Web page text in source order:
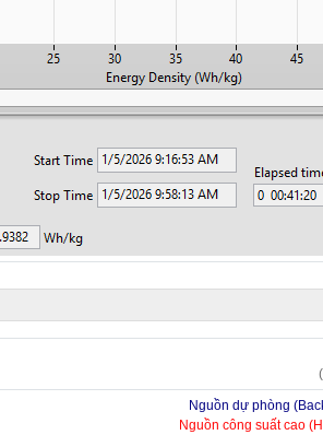
Nguồn dự phòng
Nguồn công suất cao